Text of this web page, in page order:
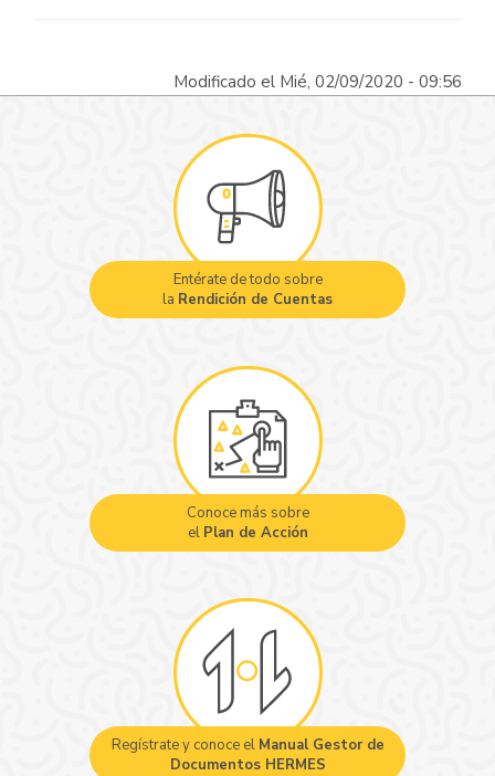
Modificado el Mié, 02/09/2020 - 09:56
Entérate de todo sobre
la Rendición de Cuentas
Conoce más sobre
el Plan de Acción
Regístrate y conoce el Manual Gestor de
Documentos HERMES